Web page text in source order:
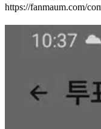
https://fanmaum.com/